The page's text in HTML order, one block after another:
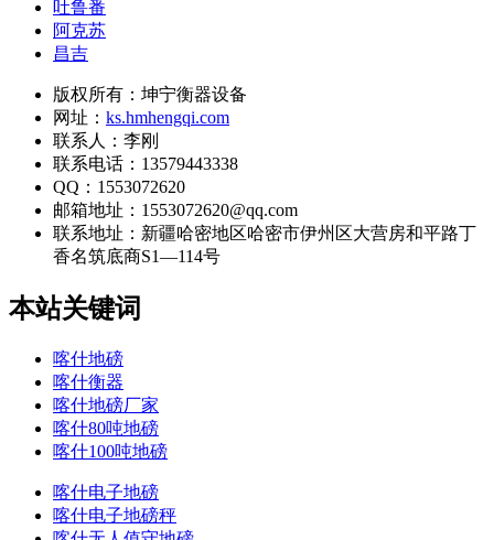
吐鲁番
阿克苏
昌吉
版权所有：坤宁衡器设备
网址： ks.hmhengqi.com
联系人：李刚
联系电话：13579443338
QQ：1553072620
邮箱地址：1553072620@qq.com
联系地址： 新疆哈密地区哈密市伊州区大营房和平路丁
香名筑底商S1—114号
本站关键词
喀什地磅
喀什衡器
喀什地磅厂家
喀什80吨地磅
喀什100吨地磅
喀什电子地磅
喀什电子地磅秤